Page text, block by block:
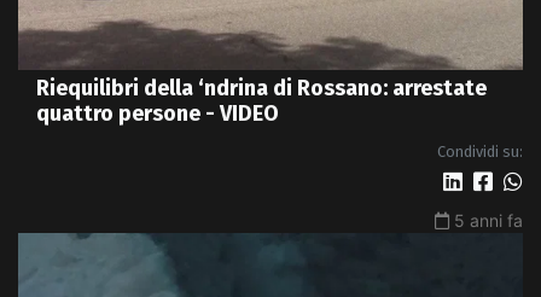
Riequilibri della ‘ndrina di Rossano: arrestate
quattro persone - VIDEO
Condividi su:
5 anni fa